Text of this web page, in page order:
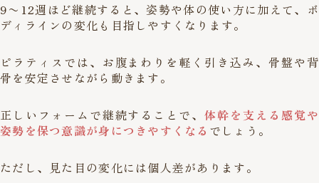
9〜12週ほど継続すると、姿勢や体の使い方に加えて、ボ
ディラインの変化も目指しやすくなります。
ピラティスでは、お腹まわりを軽く引き込み、骨盤や背
骨を安定させながら動きます。
正しいフォームで継続することで、体幹を支える感覚や
姿勢を保つ意識が身につきやすくなる でしょう。
ただし、見た目の変化には個人差があります。